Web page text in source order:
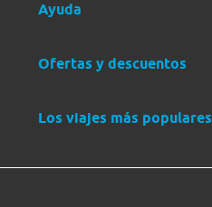
Ayuda
Ofertas y descuentos
Los viajes más populares